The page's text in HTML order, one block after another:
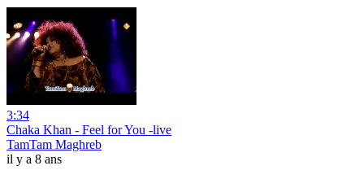
3:34
Chaka Khan - Feel for You -live
TamTam Maghreb
il y a 8 ans